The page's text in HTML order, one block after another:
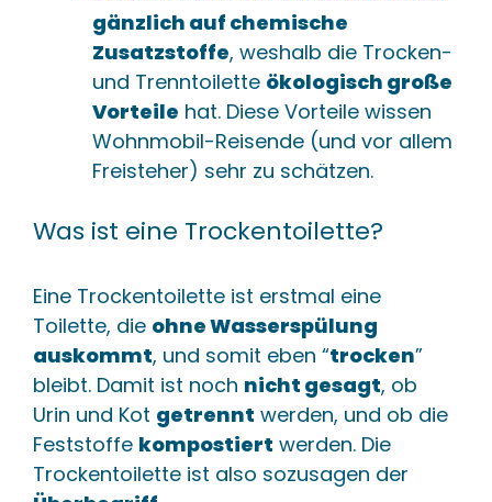
gänzlich auf chemische
Zusatzstoffe, weshalb die Trocken-
und Trenntoilette ökologisch große
Vorteile hat. Diese Vorteile wissen
Wohnmobil-Reisende (und vor allem
Freisteher) sehr zu schätzen.
Was ist eine Trockentoilette?
Eine Trockentoilette ist erstmal eine
Toilette, die ohne Wasserspülung
auskommt, und somit eben “trocken”
bleibt. Damit ist noch nicht gesagt, ob
Urin und Kot getrennt werden, und ob die
Feststoffe kompostiert werden. Die
Trockentoilette ist also sozusagen der